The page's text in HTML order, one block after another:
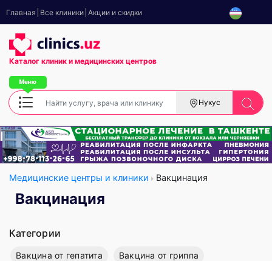
Главная Все клиники Акции и скидки
Каталог клиник и медицинских центров
Нукус
Медицинские центры и клиники Вакцинация
Вакцинация
Категории
Вакцина от гепатита Вакцина от гриппа